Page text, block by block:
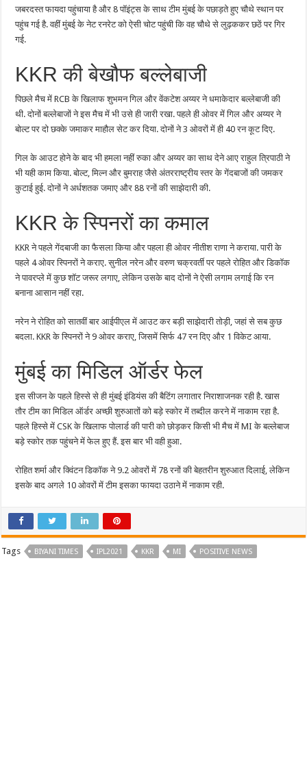
जबरदस्त फायदा पहुंचाया है और 8 पॉइंट्स के साथ टीम मुंबई के पछाड़ते हुए चौथे स्थान पर
पहुंच गई है. वहीं मुंबई के नेट रनरेट को ऐसी चोट पहुंची कि वह चौथे से लुढ़ककर छठें पर गिर
गई.
KKR की बेखौफ बल्लेबाजी
पिछले मैच में RCB के खिलाफ शुभमन गिल और वेंकटेश अय्यर ने धमाकेदार बल्लेबाजी की
थी. दोनों बल्लेबाजों ने इस मैच में भी उसे ही जारी रखा. पहले ही ओवर में गिल और अय्यर ने
बोल्ट पर दो छक्के जमाकर माहौल सेट कर दिया. दोनों ने 3 ओवरों में ही 40 रन कूट दिए.
गिल के आउट होने के बाद भी हमला नहीं रुका और अय्यर का साथ देने आए राहुल त्रिपाठी ने
भी यही काम किया. बोल्ट, मिल्न और बुमराह जैसे अंतरराष्ट्रीय स्तर के गेंदबाजों की जमकर
कुटाई हुई. दोनों ने अर्धशतक जमाए और 88 रनों की साझेदारी की.
KKR के स्पिनरों का कमाल
KKR ने पहले गेंदबाजी का फैसला किया और पहला ही ओवर नीतीश राणा ने कराया. पारी के
पहले 4 ओवर स्पिनरों ने कराए. सुनील नरेन और वरुण चक्रवर्ती पर पहले रोहित और डिकॉक
ने पावरप्ले में कुछ शॉट जरूर लगाए, लेकिन उसके बाद दोनों ने ऐसी लगाम लगाई कि रन
बनाना आसान नहीं रहा.
नरेन ने रोहित को सातवीं बार आईपीएल में आउट कर बड़ी साझेदारी तोड़ी, जहां से सब कुछ
बदला. KKR के स्पिनरों ने 9 ओवर कराए, जिसमें सिर्फ 47 रन दिए और 1 विकेट आया.
मुंबई का मिडिल ऑर्डर फेल
इस सीजन के पहले हिस्से से ही मुंबई इंडियंस की बैटिंग लगातार निराशाजनक रही है. खास
तौर टीम का मिडिल ऑर्डर अच्छी शुरुआतों को बड़े स्कोर में तब्दील करने में नाकाम रहा है.
पहले हिस्से में CSK के खिलाफ पोलार्ड की पारी को छोड़कर किसी भी मैच में MI के बल्लेबाज
बड़े स्कोर तक पहुंचने में फेल हुए हैं. इस बार भी वही हुआ.
रोहित शर्मा और क्विंटन डिकॉक ने 9.2 ओवरों में 78 रनों की बेहतरीन शुरुआत दिलाई, लेकिन
इसके बाद अगले 10 ओवरों में टीम इसका फायदा उठाने में नाकाम रही.
Tags BIYANI TIMES IPL2021 KKR MI POSITIVE NEWS